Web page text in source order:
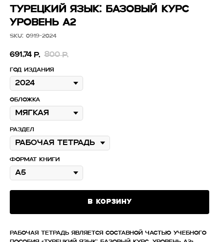
ТУРЕЦКИЙ ЯЗЫК: БАЗОВЫЙ КУРС
УРОВЕНЬ А2
SKU: 0919-2024
691,74 р. 800 р.
Год издания
Обложка
Раздел
Формат книги
В корзину
Рабочая тетрадь является составной частью учебного